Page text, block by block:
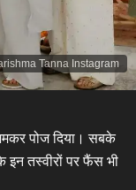
Tanna Instagram
पोज दिया। सबके
इन तस्वीरों पर फैंस भी